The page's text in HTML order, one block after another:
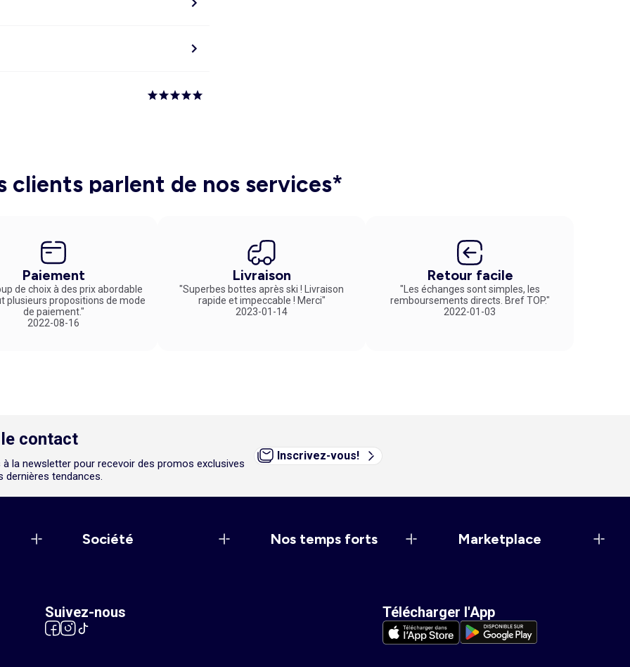
clients parlent de nos services*
Paiement
de choix à des prix abordable
plusieurs propositions de mode
de paiement."
2022-08-16
Livraison
"Superbes bottes après ski ! Livraison
rapide et impeccable ! Merci"
2023-01-14
Retour facile
"Les échanges sont simples, les
remboursements directs. Bref TOP."
2022-01-03
contact
la newsletter pour recevoir des promos exclusives
dernières tendances.
Inscrivez-vous!
Société Nos temps forts Marketplace
Suivez-nous Télécharger l'App